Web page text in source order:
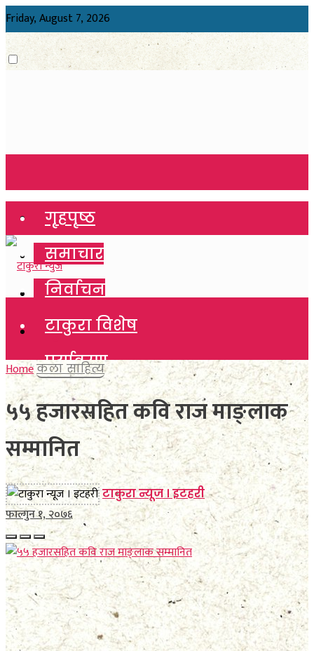
Friday, August 7, 2026
गृहपृष्ठ
समाचार
निर्वाचन
टाकुरा विशेष
पर्यावरण
विचार
कला साहित्य
खेलकुद
विविध
अन्तर्वार्ता
मनाेरञ्जन
फाेटाे फिचर
गृहपृष्ठ
समाचार
निर्वाचन
टाकुरा विशेष
पर्यावरण
विचार
कला साहित्य
खेलकुद
विविध
अन्तर्वार्ता
मनाेरञ्जन
फाेटाे फिचर
निर्वाचन
Homeकला साहित्य
५५ हजारसहित कवि राज माङ्लाक
सम्मानित
टाकुरा न्यूज । इटहरी
फाल्गुन १, २०७६